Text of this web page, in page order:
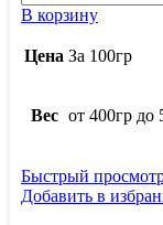
В корзину
Цена За 100гр
Вес от 400гр до
Быстрый
Добавить в